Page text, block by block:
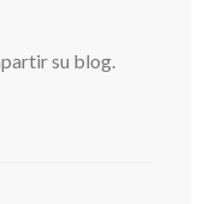
su blog.